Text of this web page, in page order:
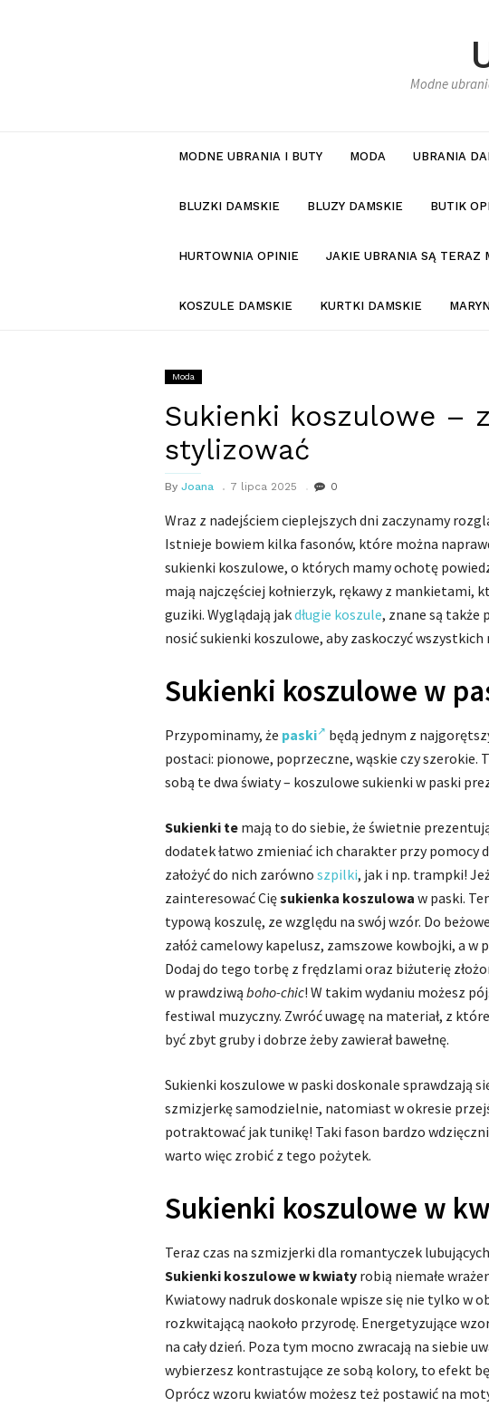
Modne
MODNE UBRANIA I BUTY MODA UBRANIA
BLUZKI DAMSKIE BLUZY DAMSKIE BUTIK
HURTOWNIA OPINIE JAKIE UBRANIA SĄ TERAZ
KOSZULE DAMSKIE KURTKI DAMSKIE
Moda
Sukienki koszulowe –
stylizować
By Joana 7 lipca 2025 0
Wraz z nadejściem cieplejszych dni zaczynamy
Istnieje bowiem kilka fasonów, które można
sukienki koszulowe, o których mamy ochotę
mają najczęściej kołnierzyk, rękawy z mankietami,
guziki. Wyglądają jakdługie koszule, znane są także
nosić sukienki koszulowe, aby zaskoczyć
Sukienki koszulowe w
Przypominamy, że paski
będą jednym z
postaci: pionowe, poprzeczne, wąskie czy szerokie.
sobą te dwa światy – koszulowe sukienki w paski
Sukienki te mają to do siebie, że świetnie
dodatek łatwo zmieniać ich charakter przy pomocy
założyć do nich zarówno szpilki, jak i np. trampki!
zainteresować Cięsukienka koszulowa w paski.
typową koszulę, ze względu na swój wzór. Do
załóż camelowy kapelusz, zamszowe kowbojki, a w
Dodaj do tego torbę z frędzlami oraz biżuterię
w prawdziwą boho-chic! W takim wydaniu możesz
festiwal muzyczny. Zwróć uwagę na materiał, z
być zbyt gruby i dobrze żeby zawierał bawełnę.
Sukienki koszulowe w paski doskonale sprawdzają
szmizjerkę samodzielnie, natomiast w okresie
potraktować jak tunikę! Taki fason bardzo
warto więc zrobić z tego pożytek.
Sukienki koszulowe w
Teraz czas na szmizjerki dla romantyczek
Sukienki koszulowe w kwiaty robią niemałe
Kwiatowy nadruk doskonale wpisze się nie tylko w
rozkwitającą naokoło przyrodę. Energetyzujące
na cały dzień. Poza tym mocno zwracają na siebie
wybierzesz kontrastujące ze sobą kolory, to efekt
Oprócz wzoru kwiatów możesz też postawić na